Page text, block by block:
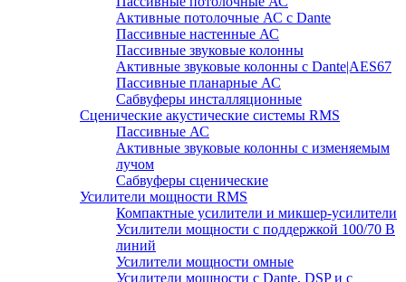
Активные потолочные АС с Dante
Пассивные настенные АС
Пассивные звуковые колонны
Активные звуковые колонны с Dante|AES67
Пассивные планарные АС
Сабвуферы инсталляционные
Сценические акустические системы RMS
Пассивные АС
Активные звуковые колонны с изменяемым
лучом
Сабвуферы сценические
Усилители мощности RMS
Компактные усилители и микшер-усилители
Усилители мощности с поддержкой 100/70 В
линий
Усилители мощности омные
Усилители мощности с Dante, DSP и с